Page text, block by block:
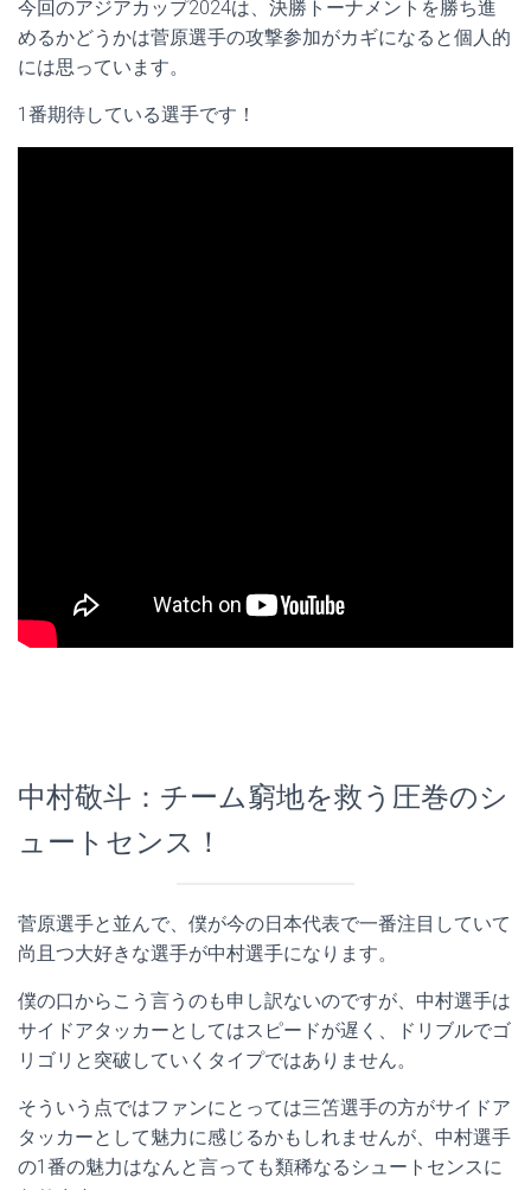
今回のアジアカップ2024は、決勝トーナメントを勝ち進
めるかどうかは菅原選手の攻撃参加がカギになると個人的
には思っています。
1番期待している選手です！
中村敬斗：チーム窮地を救う圧巻のシ
ュートセンス！
菅原選手と並んで、僕が今の日本代表で一番注目していて
尚且つ大好きな選手が中村選手になります。
僕の口からこう言うのも申し訳ないのですが、中村選手は
サイドアタッカーとしてはスピードが遅く、ドリブルでゴ
リゴリと突破していくタイプではありません。
そういう点ではファンにとっては三笘選手の方がサイドア
タッカーとして魅力に感じるかもしれませんが、中村選手
の1番の魅力はなんと言っても類稀なるシュートセンスに